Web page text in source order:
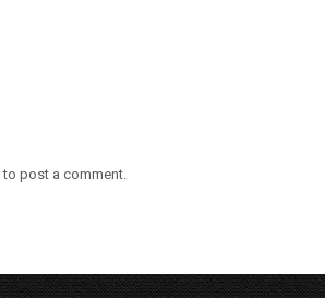
to post a comment.